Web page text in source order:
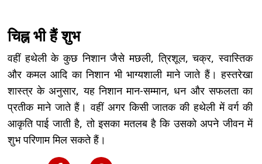
चिह्न भी हैं शुभ
वहीं हथेली के कुछ निशान जैसे मछली, त्रिशूल, चक्र, स्वास्तिक
और कमल आदि का निशान भी भाग्यशाली माने जाते हैं। हस्तरेखा
शास्त्र के अनुसार, यह निशान मान-सम्मान, धन और सफलता का
प्रतीक माने जाते हैं। वहीं अगर किसी जातक की हथेली में वर्ग की
आकृति पाई जाती है, तो इसका मतलब है कि उसको अपने जीवन में
शुभ परिणाम मिल सकते हैं।